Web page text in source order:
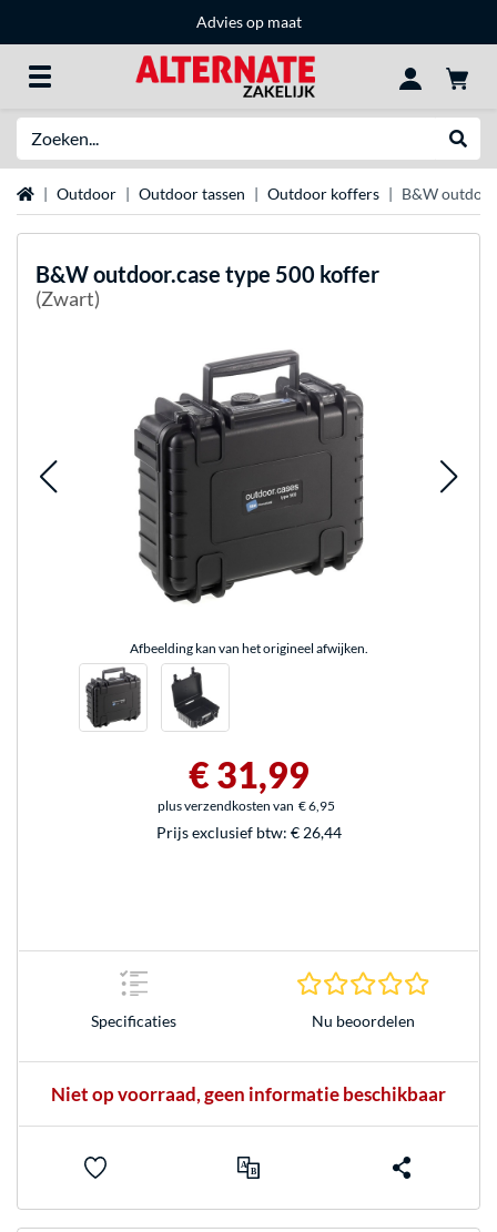
Advies op maat
HomeOutdoor Outdoor tassen Outdoor koffers B&W
B&Woutdoor.case type 500 koffer
(Zwart)
Afbeelding kan van het origineel afwijken.
€ 31,99
plus verzendkosten van € 6,95
Prijs exclusief btw: € 26,44
Specificaties Nu beoordelen
Niet op voorraad, geen informatie beschikbaar